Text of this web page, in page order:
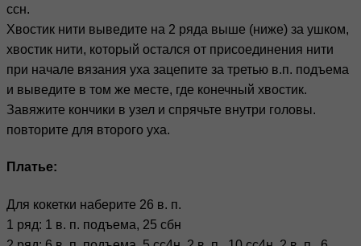
ссн.
Хвостик нити выведите на 2 ряда выше (ниже) за ушком,
хвостик нити, который остался от присоединения нити
при начале вязания уха зацепите за третью в.п. подъема
и выведите в том же месте, где конечный хвостик.
Завяжите кончики в узел и спрячьте внутри головы.
повторите для второго уха.
Платье:
Для кокетки наберите 26 в. п.
1 ряд: 1 в. п. подъема, 25 сбн